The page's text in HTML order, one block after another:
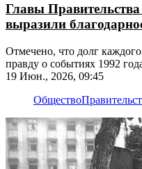
Главы
выразили
Отмечено, что долг
правду о событиях 1992
народа молодёжи
19 Июн., 2026, 09:45
Общество